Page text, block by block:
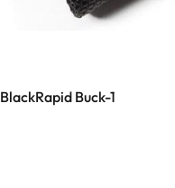
BlackRapid Buck-1